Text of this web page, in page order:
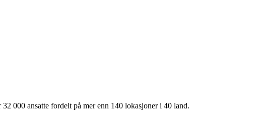
000 ansatte fordelt på mer enn 140 lokasjoner i 40 land.